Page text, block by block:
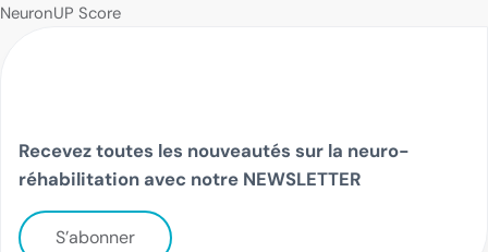
NeuronUP Score
Recevez toutes les nouveautés sur la neuro-
réhabilitation avec notre NEWSLETTER
S’abonner